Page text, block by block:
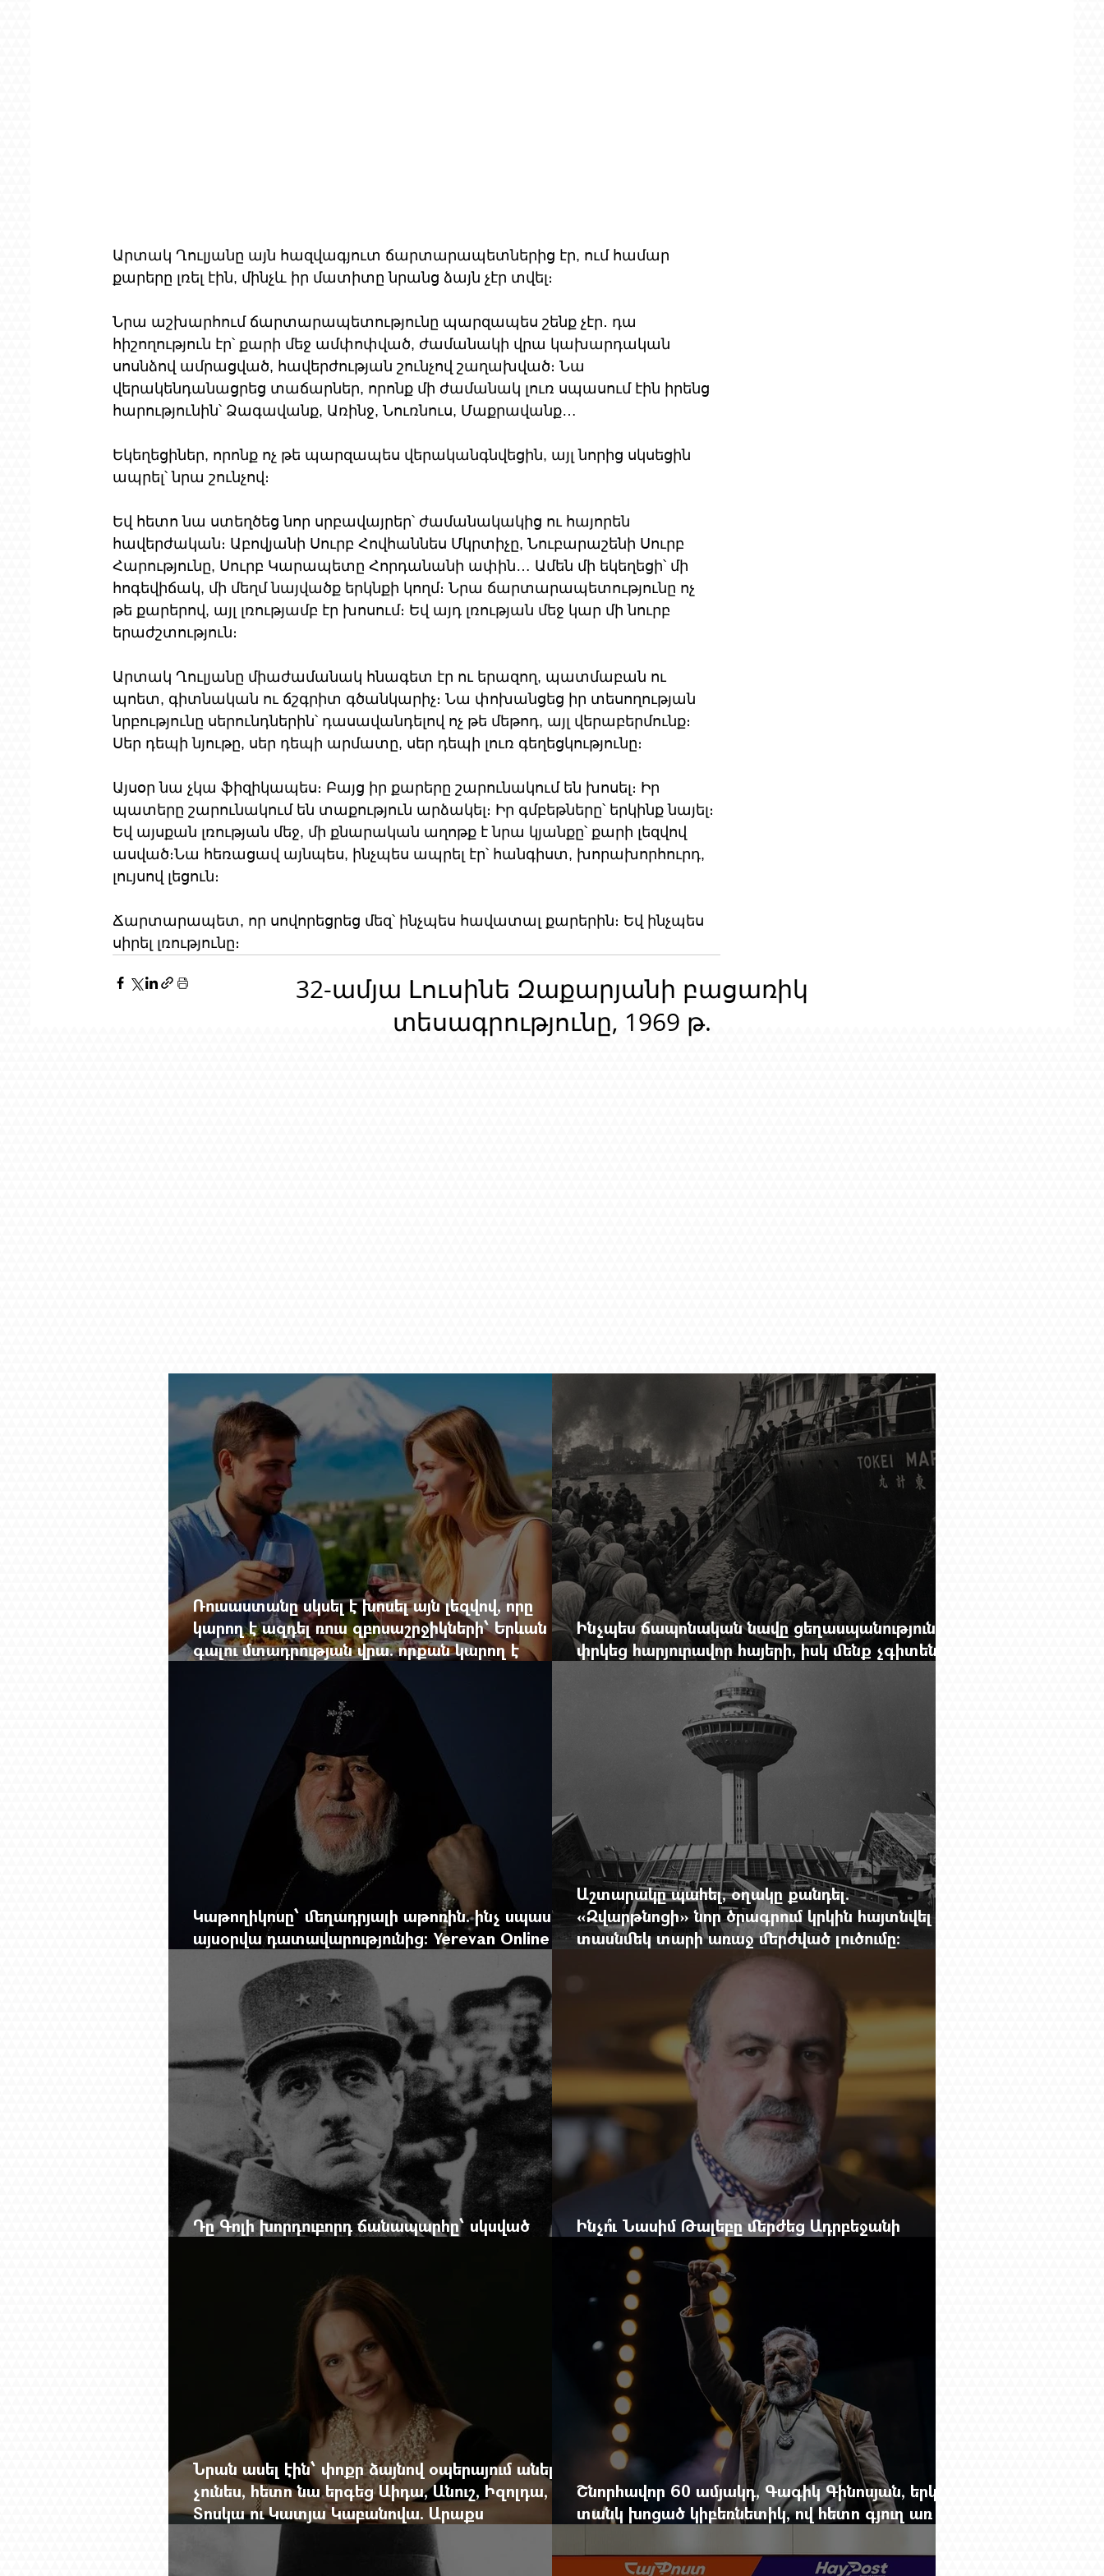
Արտակ Ղուլյանը այն հազվագյուտ ճարտարապետներից էր, ում համար
քարերը լռել էին, մինչև իր մատիտը նրանց ձայն չէր տվել։
Նրա աշխարհում ճարտարապետությունը պարզապես շենք չէր․ դա
հիշողություն էր՝ քարի մեջ ամփոփված, ժամանակի վրա կախարդական
սոսնձով ամրացված, հավերժության շունչով շաղախված։ Նա
վերակենդանացրեց տաճարներ, որոնք մի ժամանակ լուռ սպասում էին իրենց
հարությունին՝ Ձագավանք, Առինջ, Նուռնուս, Մաքրավանք…
Եկեղեցիներ, որոնք ոչ թե պարզապես վերականգնվեցին, այլ նորից սկսեցին
ապրել՝ նրա շունչով։
Եվ հետո նա ստեղծեց նոր սրբավայրեր՝ ժամանակակից ու հայորեն
հավերժական։ Աբովյանի Սուրբ Հովհաննես Մկրտիչը, Նուբարաշենի Սուրբ
Հարությունը, Սուրբ Կարապետը Հորդանանի ափին… Ամեն մի եկեղեցի՝ մի
հոգեվիճակ, մի մեղմ նայվածք երկնքի կողմ։ Նրա ճարտարապետությունը ոչ
թե քարերով, այլ լռությամբ էր խոսում։ Եվ այդ լռության մեջ կար մի նուրբ
երաժշտություն։
Արտակ Ղուլյանը միաժամանակ հնագետ էր ու երազող, պատմաբան ու
պոետ, գիտնական ու ճշգրիտ գծանկարիչ։ Նա փոխանցեց իր տեսողության
նրբությունը սերունդներին՝ դասավանդելով ոչ թե մեթոդ, այլ վերաբերմունք։
Սեր դեպի նյութը, սեր դեպի արմատը, սեր դեպի լուռ գեղեցկությունը։
Այսօր նա չկա ֆիզիկապես։ Բայց իր քարերը շարունակում են խոսել։ Իր
պատերը շարունակում են տաքություն արձակել։ Իր գմբեթները՝ երկինք նայել։
Եվ այսքան լռության մեջ, մի քնարական աղոթք է նրա կյանքը՝ քարի լեզվով
ասված։Նա հեռացավ այնպես, ինչպես ապրել էր՝ հանգիստ, խորախորհուրդ,
լույսով լեցուն։
Ճարտարապետ, որ սովորեցրեց մեզ՝ ինչպես հավատալ քարերին։ Եվ ինչպես
սիրել լռությունը։
32-ամյա Լուսինե Զաքարյանի բացառիկ
տեսագրությունը, 1969 թ.
Ռուսաստանը սկսել է խոսել այն լեզվով, որը
կարող է ազդել ռուս զբոսաշրջիկների՝ Երևան
գալու մտադրության վրա. որքան կարող է
խորանալ հայ-ռուսական ճգնաժամը
Ինչպես ճապոնական նավը ցեղասպանությունից
փրկեց հարյուրավոր հայերի, իսկ մենք չգիտենք
հերոս նավապետի անունը՝ Սաձո Հիբիի
Կաթողիկոսը՝ մեղադրյալի աթոռին. ինչ սպասել
այսօրվա դատավարությունից: Yerevan Online
Mag.-ի մեծ ռեպորտաժը
Աշտարակը պահել, օղակը քանդել.
«Զվարթնոցի» նոր ծրագրում կրկին հայտնվել է
տասնմեկ տարի առաջ մերժված լուծումը:
Yerevan Online Mag.-ի մեծ ռեպորտաժը
Դը Գոլի խորդուբորդ ճանապարհը՝ սկսված
Ինչո՞ւ Նասիմ Թալեբը մերժեց Ադրբեջանի
հրավերքը և պաշտպանեց Ռուբեն Վարդանյանին
Նրան ասել էին՝ փոքր ձայնով օպերայում անելիք
չունես, հետո նա երգեց Աիդա, Անուշ, Իզոլդա,
Տոսկա ու Կատյա Կաբանովա. Արաքս
Մանսուրյանը 80 տարեկան է
Շնորհավոր 60 ամյակդ, Գագիկ Գինոսյան, երկու
տանկ խոցած կիբեռնետիկ, ով հետո գյուղ առ